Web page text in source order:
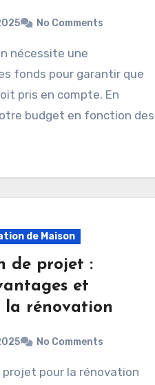
No Comments
fonds pour garantir que
pris en compte. En
budget en fonction des
de Maison
de projet :
et
la rénovation
No Comments